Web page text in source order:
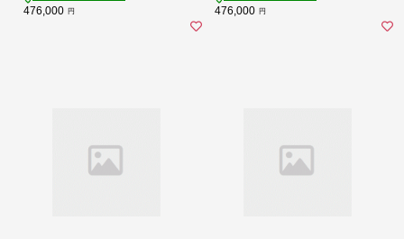
476,000 円 476,000 円